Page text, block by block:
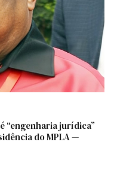
“engenharia jurídica”
do MPLA —